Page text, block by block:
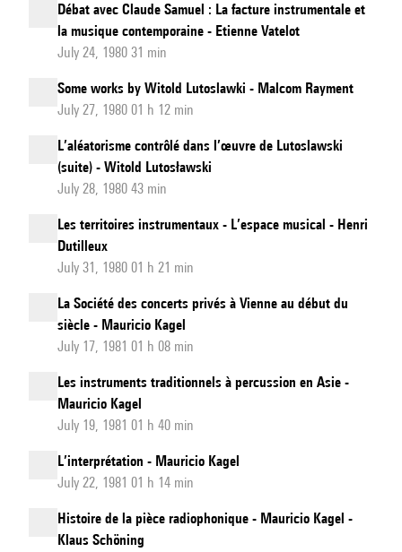
Débat avec Claude Samuel : La facture instrumentale et
la musique contemporaine - Etienne Vatelot
July 24, 1980 31 min
Some works by Witold Lutoslawki - Malcom Rayment
July 27, 1980 01 h 12 min
L’aléatorisme contrôlé dans l’œuvre de Lutoslawski
(suite) - Witold Lutosławski
July 28, 1980 43 min
Les territoires instrumentaux - L’espace musical - Henri
Dutilleux
July 31, 1980 01 h 21 min
La Société des concerts privés à Vienne au début du
siècle - Mauricio Kagel
July 17, 1981 01 h 08 min
Les instruments traditionnels à percussion en Asie -
Mauricio Kagel
July 19, 1981 01 h 40 min
L’interprétation - Mauricio Kagel
July 22, 1981 01 h 14 min
Histoire de la pièce radiophonique - Mauricio Kagel -
Klaus Schöning